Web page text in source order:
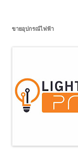
ขายอุปกรณ์ไฟฟ้า